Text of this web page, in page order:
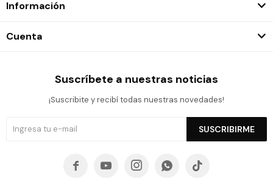
Información
Cuenta
Suscríbete a nuestras noticias
¡Suscribite y recibí todas nuestras novedades!
SUSCRIBIRME
    